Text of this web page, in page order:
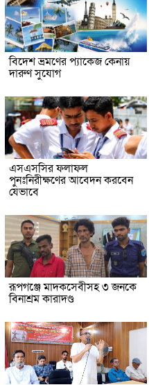
বিদেশ ভ্রমণের প্যাকেজ কেনায়
দারুণ সুযোগ
এসএসসির ফলাফল
পুনঃনিরীক্ষণের আবেদন করবেন
যেভাবে
রূপগঞ্জে মাদকসেবীসহ ৩ জনকে
বিনাশ্রম কারাদণ্ড